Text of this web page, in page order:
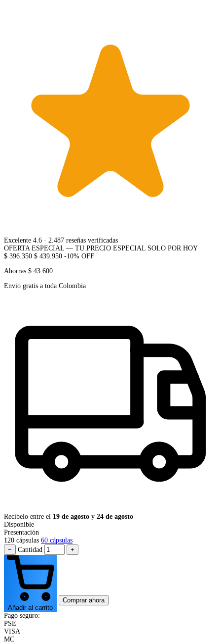
Excelente 4.6 · 2.487 reseñas verificadas
OFERTA ESPECIAL — TU PRECIO ESPECIAL SOLO POR HOY
$ 396.350 $ 439.950 -10% OFF
Ahorras $ 43.600
Envio gratis a toda Colombia
Recíbelo entre el 19 de agosto y 24 de agosto
Disponible
Presentación
120 cápsulas 60 cápsulas
−
Cantidad +
Añadir al carrito
Comprar ahora
Pago seguro:
PSE
VISA
MC